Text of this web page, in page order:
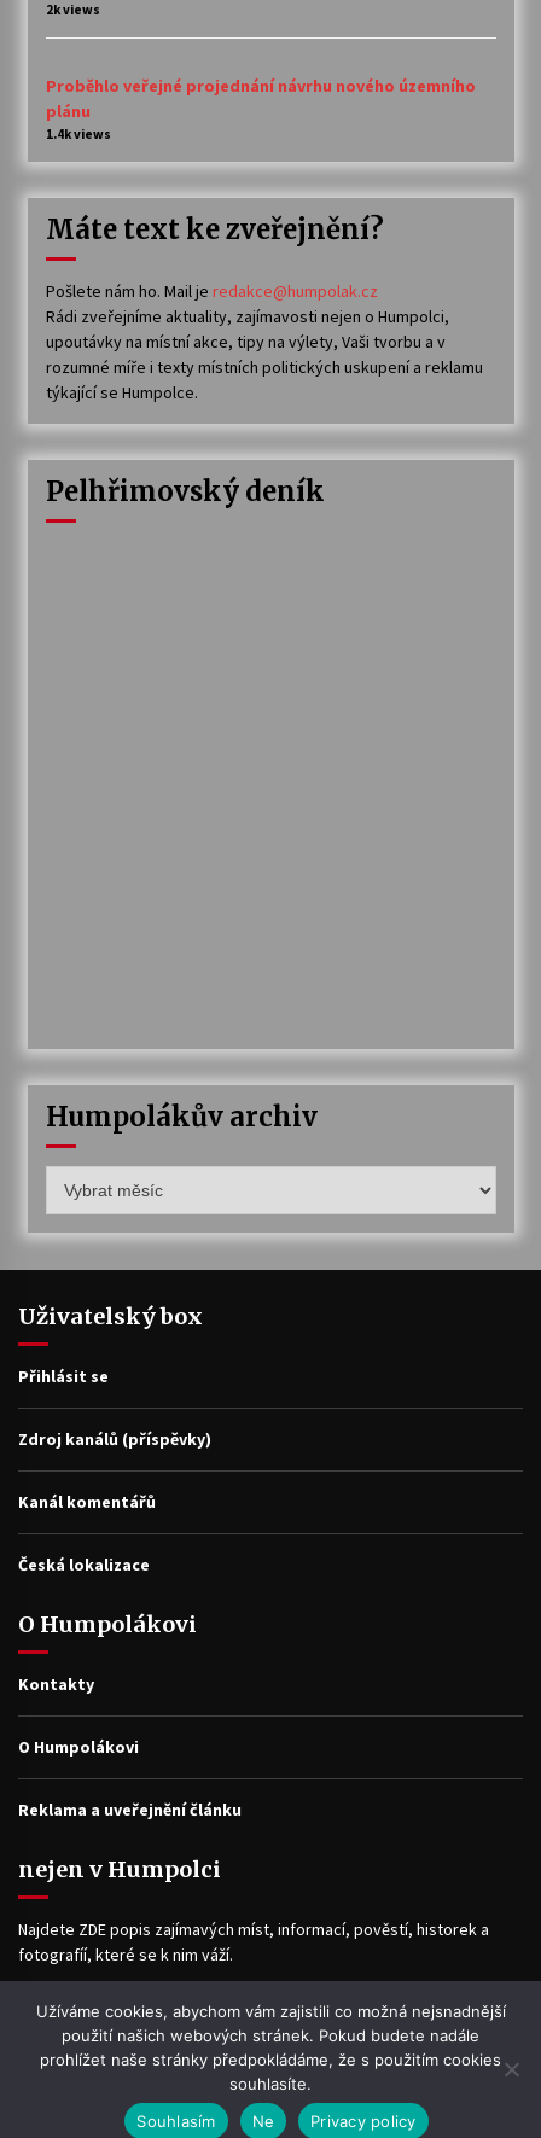
2k views
Proběhlo veřejné projednání návrhu nového územního
plánu
1.4k views
Máte text ke zveřejnění?
Pošlete nám ho. Mail je redakce@humpolak.cz
Rádi zveřejníme aktuality, zajímavosti nejen o Humpolci,
upoutávky na místní akce, tipy na výlety, Vaši tvorbu a v
rozumné míře i texty místních politických uskupení a reklamu
týkající se Humpolce.
Pelhřimovský deník
Humpolákův archiv
archiv
Uživatelský box
Přihlásit se
Zdroj kanálů (příspěvky)
Kanál komentářů
Česká lokalizace
O Humpolákovi
Kontakty
O Humpolákovi
Reklama a uveřejnění článku
nejen v Humpolci
Najdete ZDE popis zajímavých míst, informací, pověstí, historek a
fotografíí, které se k nim váží.
Facebook
Užíváme cookies, abychom vám zajistili co možná nejsnadnější
použití našich webových stránek. Pokud budete nadále
prohlížet naše stránky předpokládáme, že s použitím cookies
souhlasíte.
Souhlasím
Ne Privacy policy